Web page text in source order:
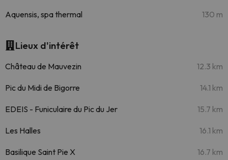
Aquensis, spa thermal 130 m
Lieux d'intérêt
Château de Mauvezin 12.3 km
Pic du Midi de Bigorre 14.1 km
EDEIS - Funiculaire du Pic du Jer 15.7 km
Les Halles 16.1 km
Basilique Saint Pie X 16.7 km